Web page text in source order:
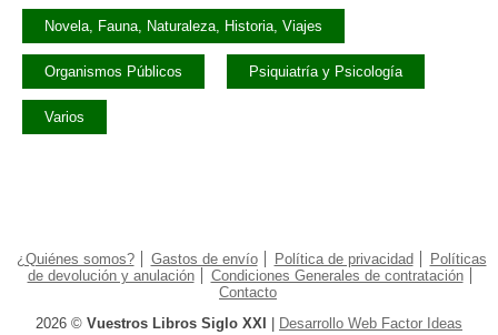
Novela, Fauna, Naturaleza, Historia, Viajes
Organismos Públicos Psiquiatría y Psicología
Varios
¿Quiénes somos? Gastos de envío Política de privacidad
Políticas
de devolución y anulación
Condiciones Generales de contratación
Contacto
2026 © Vuestros Libros Siglo XXI Desarrollo Web Factor Ideas